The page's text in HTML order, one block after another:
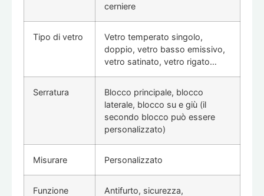
cerniere
Tipo di vetro
Vetro temperato singolo,
doppio, vetro basso emissivo,
vetro satinato, vetro rigato…
Serratura
Blocco principale, blocco
laterale, blocco su e giù (il
secondo blocco può essere
personalizzato)
Misurare Personalizzato
Funzione
Antifurto, sicurezza,